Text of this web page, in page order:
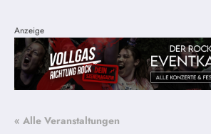
Anzeige
« Alle Veranstaltungen